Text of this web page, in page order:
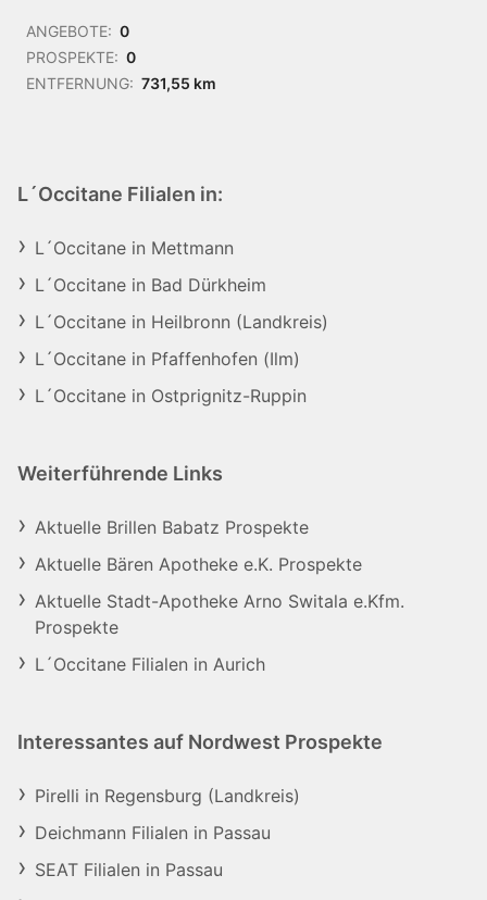
ANGEBOTE: 0
PROSPEKTE: 0
ENTFERNUNG: 731,55 km
L´Occitane Filialen in:
L´Occitane in Mettmann
L´Occitane in Bad Dürkheim
L´Occitane in Heilbronn (Landkreis)
L´Occitane in Pfaffenhofen (Ilm)
L´Occitane in Ostprignitz-Ruppin
Weiterführende Links
Aktuelle Brillen Babatz Prospekte
Aktuelle Bären Apotheke e.K. Prospekte
Aktuelle Stadt-Apotheke Arno Switala e.Kfm.
Prospekte
L´Occitane Filialen in Aurich
Interessantes auf Nordwest Prospekte
Pirelli in Regensburg (Landkreis)
Deichmann Filialen in Passau
SEAT Filialen in Passau